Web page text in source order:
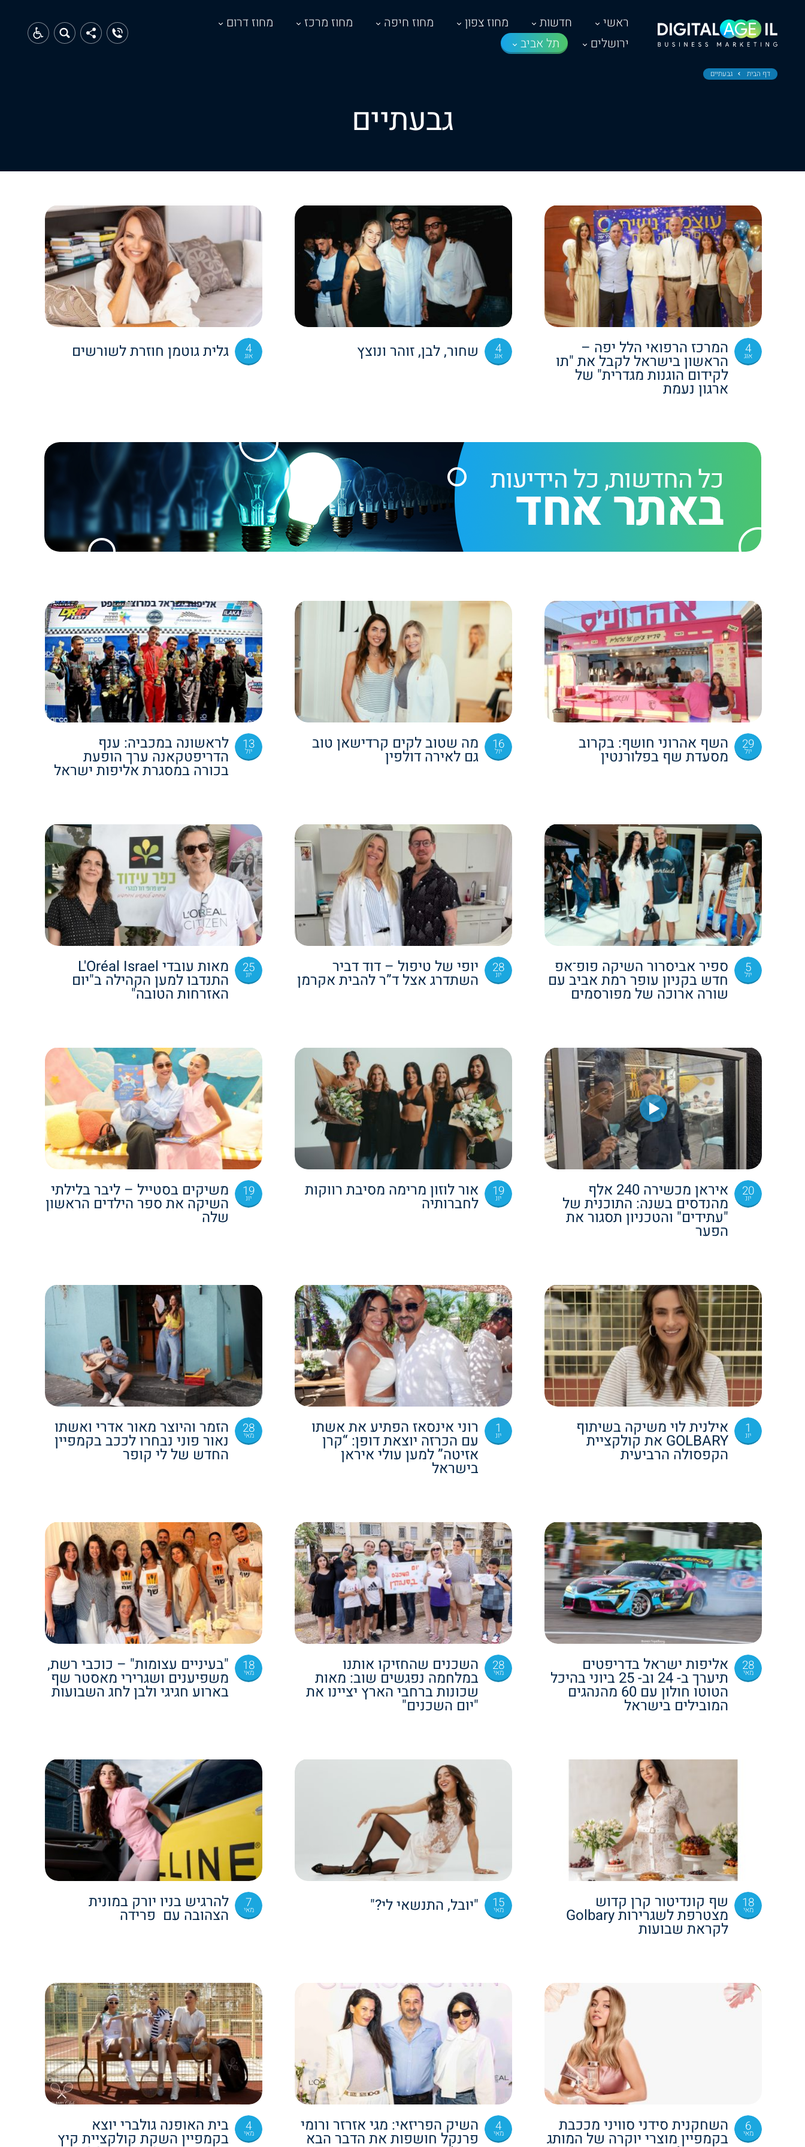
ראשי חדשות מחוז צפון מחוז חיפה מחוז מרכז
מחוז דרום
ירושלים
תל אביב
דף הבית גבעתיים
גבעתיים
4
אוג המרכז הרפואי הלל יפה –
הראשון בישראל לקבל את "תו
לקידום הוגנות מגדרית" של
ארגון נעמת
4
אוג שחור, לבן, זוהר ונוצץ 4
אוג גלית גוטמן חוזרת לשורשים
29
יול השף אהרוני חושף: בקרוב
מסעדת שף בפלורנטין
16
יול מה שטוב לקים קרדישאן טוב
גם לאירה דולפין
13
יול לראשונה במכביה: ענף
הדריפטקאנה ערך הופעת
בכורה במסגרת אליפות ישראל
5
יול ספיר אביסרור השיקה פופ־אפ
חדש בקניון עופר רמת אביב עם
שורה ארוכה של מפורסמים
28
יונ יופי של טיפול – דוד דביר
השתדרג אצל ד”ר להבית אקרמן
25
יונ מאות עובדי L'Oréal Israel
התנדבו למען הקהילה ב"יום
האזרחות הטובה"
20
יונ איראן מכשירה 240 אלף
מהנדסים בשנה: התוכנית של
"עתידים" והטכניון תסגור את
הפער
19
יונ אור לוזון מרימה מסיבת רווקות
לחברותיה
19
יונ משיקים בסטייל – ליבר בלילתי
השיקה את ספר הילדים הראשון
שלה
1
יונ אילנית לוי משיקה בשיתוף
GOLBARY את קולקציית
הקפסולה הרביעית
1
יונ רוני אינסאז הפתיע את אשתו
עם הכרזה יוצאת דופן: “קרן
אזיטה” למען עולי איראן
בישראל
28
מאי הזמר והיוצר מאור אדרי ואשתו
נאור פוני נבחרו לככב בקמפיין
החדש של לי קופר
28
מאי אליפות ישראל בדריפטים
תיערך ב- 24 וב- 25 ביוני בהיכל
הטוטו חולון עם 60 מהנהגים
המובילים בישראל
28
מאי השכנים שהחזיקו אותנו
במלחמה נפגשים שוב: מאות
שכונות ברחבי הארץ יציינו את
"יום השכנים"
18
מאי "בעיניים עצומות" – כוכבי רשת,
משפיענים ושגרירי מאסטר שף
בארוע חגיגי ולבן לחג השבועות
18
מאי שף קונדיטור קרן קדוש
מצטרפת לשגרירות Golbary
לקראת שבועות
15
מאי "יובל, התנשאי לי?" 7
מאי להרגיש בניו יורק במונית
הצהובה עם פרידה
6
מאי השחקנית סידני סוויני מככבת
בקמפיין מוצרי יוקרה של המותג
4
מאי השיק הפריזאי: מגי אזרזר ורומי
פרנקל חושפות את הדבר הבא
4
מאי בית האופנה גולברי יוצא
בקמפיין השקת קולקציית קיץ